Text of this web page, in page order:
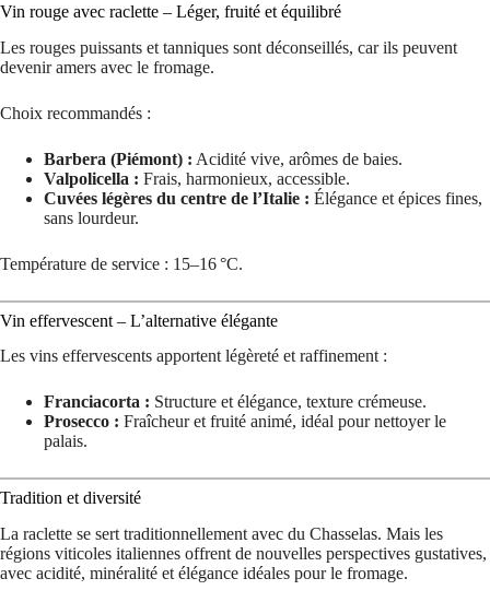
Vin rouge avec raclette – Léger, fruité et équilibré
Les rouges puissants et tanniques sont déconseillés, car ils peuvent
devenir amers avec le fromage.
Choix recommandés :
Barbera (Piémont) : Acidité vive, arômes de baies.
Valpolicella : Frais, harmonieux, accessible.
Cuvées légères du centre de l’Italie : Élégance et épices fines,
sans lourdeur.
Température de service : 15–16 °C.
Vin effervescent – L’alternative élégante
Les vins effervescents apportent légèreté et raffinement :
Franciacorta : Structure et élégance, texture crémeuse.
Prosecco : Fraîcheur et fruité animé, idéal pour nettoyer le
palais.
Tradition et diversité
La raclette se sert traditionnellement avec du Chasselas. Mais les
régions viticoles italiennes offrent de nouvelles perspectives gustatives,
avec acidité, minéralité et élégance idéales pour le fromage.